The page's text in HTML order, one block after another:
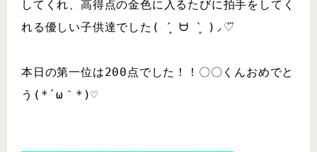
してくれ、高得点の金色に入るたびに拍手をしてく
れる優しい子供達でした( ´͈ ᗨ `͈ )◞♡⃛
本日の第一位は200点でした！！〇〇くんおめでと
う(*´ω｀*)♡